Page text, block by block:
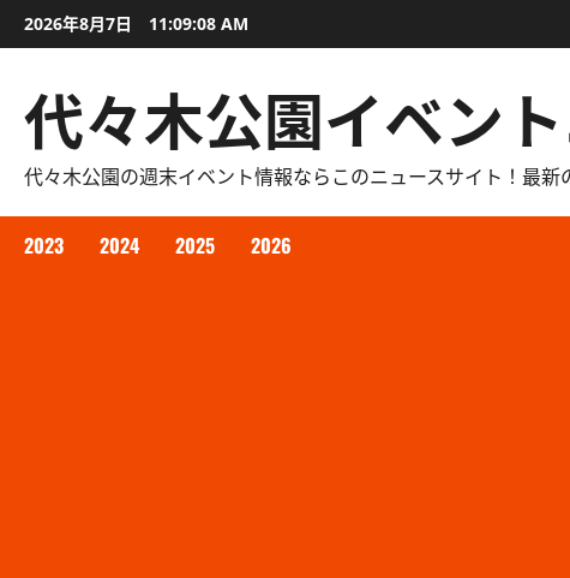
容
2026年8月7日 11:09:09 AM
代々木公園イベン
代々木公園の週末イベント情報ならこのニュースサイト！最
2023 2024 2025 2026